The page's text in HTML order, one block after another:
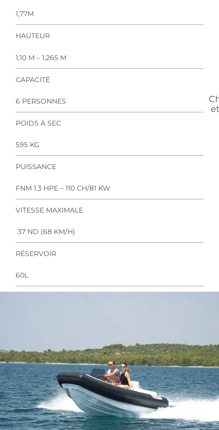
1,77M
HAUTEUR
1,10 M – 1,265 M
CAPACITÉ
6 PERSONNES
POIDS À SEC
595 KG
PUISSANCE
FNM 1.3 HPE – 110 CH/81 KW
VITESSE MAXIMALE
37 ND (68 KM/H)
RÉSERVOIR
60L